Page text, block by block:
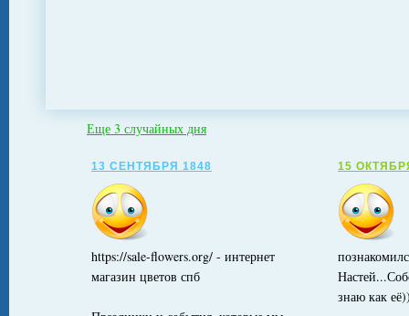
Еще 3 случайных дня
13 СЕНТЯБРЯ 1848
https://sale-flowers.org/ - интернет
магазин цветов спб
15
знаю как